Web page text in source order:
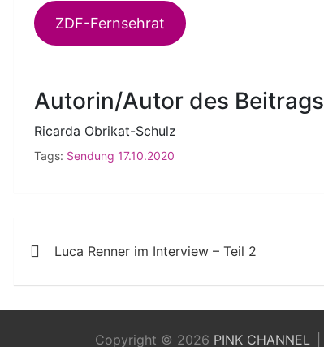
ZDF-Fernsehrat
Autorin/Autor des Beitrags
Ricarda Obrikat-Schulz
Tags: Sendung 17.10.2020
Luca Renner im Interview – Teil 2
Copyright © 2026 PINK CHANNEL